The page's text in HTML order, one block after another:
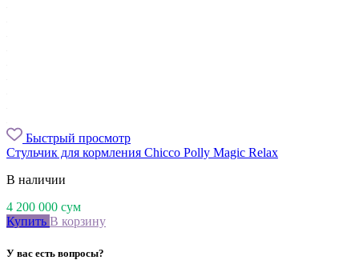
Быстрый просмотр
Стульчик для кормления Chicco Polly Magic Relax
В наличии
4 200 000 сум
Купить В корзину
У вас есть вопросы?